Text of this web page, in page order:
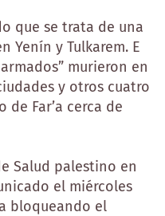
que se trata de una
Yenín y Tulkarem. E
murieron en
y otros cuatro
Far’a cerca de
Salud palestino en
el miércoles
bloqueando el